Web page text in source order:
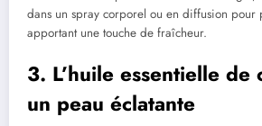
dans un spray corporel ou en diffusion pour
apportant une touche de fraîcheur.
3. L’huile essentielle
un peau éclatante